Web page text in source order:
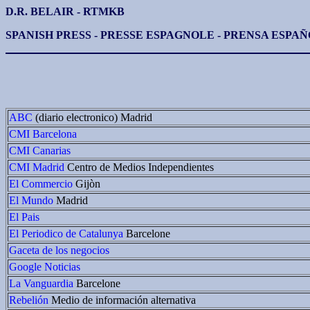
D.R. BELAIR - RTMKB
SPANISH PRESS - PRESSE ESPAGNOLE - PRENSA
ABC (diario electronico) Madrid
CMI Barcelona
CMI Canarias
CMI Madrid Centro de Medios Independientes
El Commercio Gijòn
El Mundo Madrid
El Pais
El Periodico de Catalunya Barcelone
Gaceta de los negocios
Google Noticias
La Vanguardia Barcelone
Rebelión Medio de información alternativa